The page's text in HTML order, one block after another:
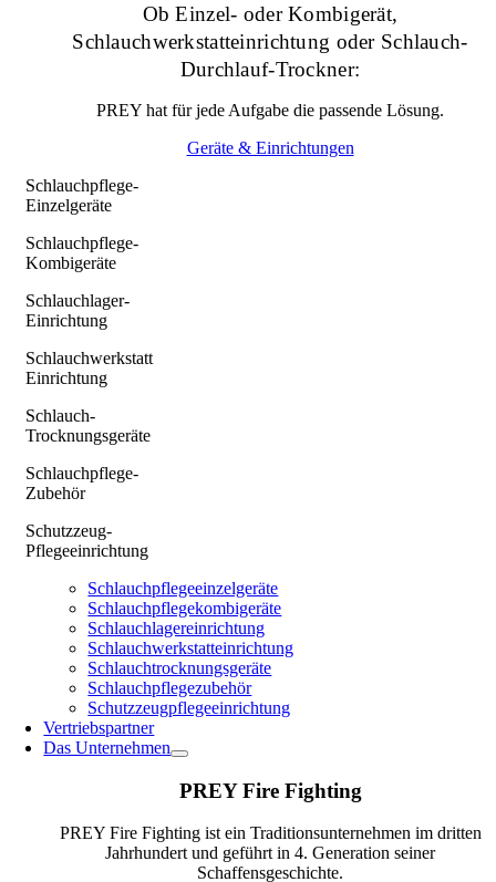
Ob Einzel- oder Kombigerät,
Schlauchwerkstatteinrichtung oder Schlauch-
Durchlauf-Trockner:
PREY hat für jede Aufgabe die passende Lösung.
Geräte & Einrichtungen
Schlauchpflege-
Einzelgeräte
Schlauchpflege-
Kombigeräte
Schlauchlager-
Einrichtung
Schlauchwerkstatt
Einrichtung
Schlauch-
Trocknungsgeräte
Schlauchpflege-
Zubehör
Schutzzeug-
Pflegeeinrichtung
Schlauchpflegeeinzelgeräte
Schlauchpflegekombigeräte
Schlauchlagereinrichtung
Schlauchwerkstatteinrichtung
Schlauchtrocknungsgeräte
Schlauchpflegezubehör
Schutzzeugpflegeeinrichtung
Vertriebspartner
Das Unternehmen
PREY Fire Fighting
PREY Fire Fighting ist ein Traditionsunternehmen im dritten
Jahrhundert und geführt in 4. Generation seiner
Schaffensgeschichte.